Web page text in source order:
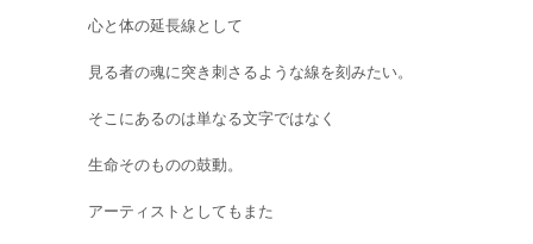
心と体の延長線として
見る者の魂に突き刺さるような線を刻みたい。
そこにあるのは単なる文字ではなく
生命そのものの鼓動。
アーティストとしてもまた